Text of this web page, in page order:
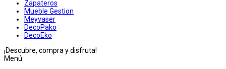
Zapateros
Mueble Gestion
Meyvaser
DecoPako
DecoEko
¡Descubre, compra y disfruta!
Menú